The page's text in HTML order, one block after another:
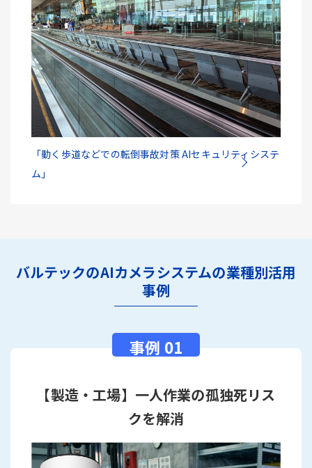
「動く歩道などでの転倒事故対策 AIセキュリティシステ
ム」
バルテックのAIカメラシステムの業種別活用
事例
【製造・工場】一人作業の孤独死リス
クを解消